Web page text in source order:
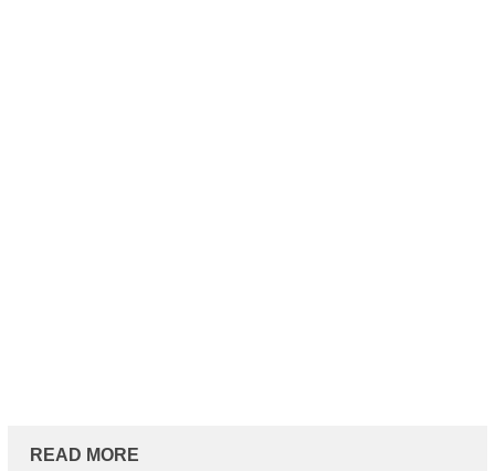
READ MORE